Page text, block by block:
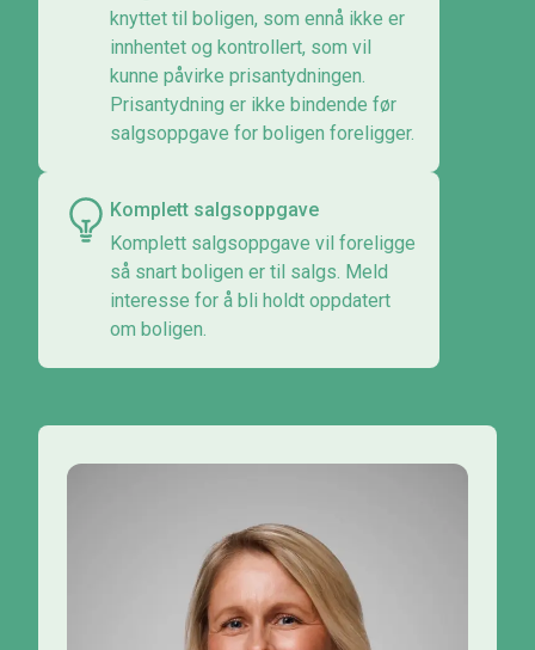
knyttet til boligen, som ennå ikke er
innhentet og kontrollert, som vil
kunne påvirke prisantydningen.
Prisantydning er ikke bindende før
salgsoppgave for boligen foreligger.
Komplett salgsoppgave
Komplett salgsoppgave vil foreligge
så snart boligen er til salgs. Meld
interesse for å bli holdt oppdatert
om boligen.